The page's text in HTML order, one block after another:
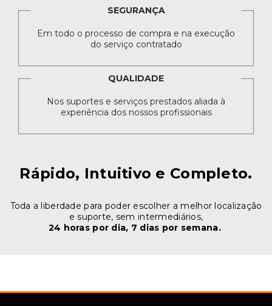
SEGURANÇA
Em todo o processo de compra e na execução
do serviço contratado
QUALIDADE
Nos suportes e serviços prestados aliada à
experiência dos nossos profissionais
Rápido, Intuitivo e Completo.
Toda a liberdade para poder escolher a melhor localização
e suporte, sem intermediários,
24 horas por dia, 7 dias por semana.